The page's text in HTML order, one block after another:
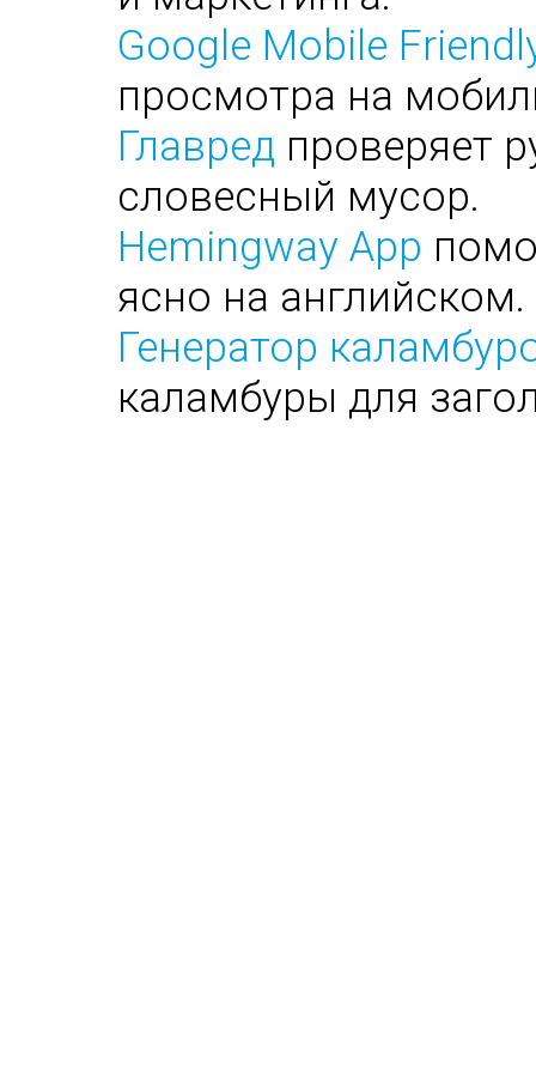
Google Mobile
просмотра на
Главред проверяет
словесный мусор.
Hemingway App
ясно на английском.
Генератор
каламбуры для